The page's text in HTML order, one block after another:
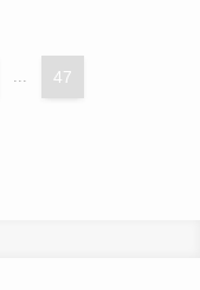
... 47